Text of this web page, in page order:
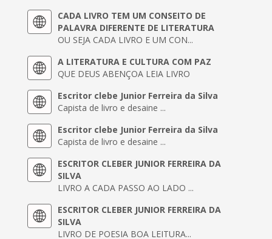
CADA LIVRO TEM UM CONSEITO DE
PALAVRA DIFERENTE DE LITERATURA
OU SEJA CADA LIVRO E UM CON...
A LITERATURA E CULTURA COM PAZ
QUE DEUS ABENÇOA LEIA LIVRO
Escritor clebe Junior Ferreira da Silva
Capista de livro e desaine ...
Escritor clebe Junior Ferreira da Silva
Capista de livro e desaine ...
ESCRITOR CLEBER JUNIOR FERREIRA DA
SILVA
LIVRO A CADA PASSO AO LADO ...
ESCRITOR CLEBER JUNIOR FERREIRA DA
SILVA
LIVRO DE POESIA BOA LEITURA...